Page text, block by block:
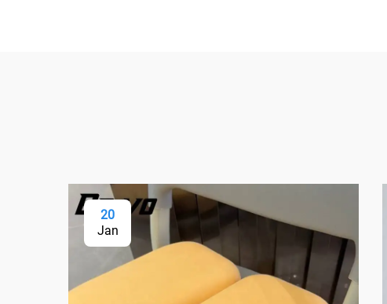
20
Jan